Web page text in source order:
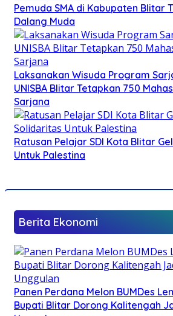
Pemuda SMA di Kabupaten Blitar
Dalang Muda
Laksanakan Wisuda Program
UNISBA Blitar Tetapkan 750
Sarjana
Ratusan Pelajar SDI Kota Blitar
Untuk Palestina
Berita Ekonomi
Panen Perdana Melon BUMDes
Bupati Blitar Dorong Kalitengah